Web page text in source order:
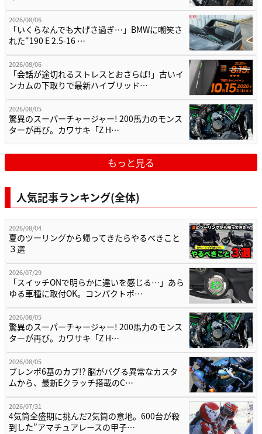
2026/08/06
「いくらなんでも大げさ過ぎ…」BMWに嘲笑さ
れた“190 E 2.5-16 …
2026/08/06
「会話が途切れるストレスとおさらば!」古いイ
ンカムの下取りで最新ハイブリッド…
2026/08/05
驚異のスーパーチャージャー! 200馬力のモンス
ターが再び。カワサキ「Z H…
もっと見る
人気記事ランキング(全体)
2026/08/04
夏のツーリングから帰ってきたらやるべきこと
３選
2026/07/29
「スイッチONで明らかに違いを感じる…」あら
ゆる車種に取付OK。コンパクトボ…
2026/08/05
驚異のスーパーチャージャー! 200馬力のモンス
ターが再び。カワサキ「Z H…
2026/08/05
ブレンボ6基のカブ!? 脳がバグる異常なカスタ
ムから、最新Eクラッチ搭載のC…
2026/07/31
4気筒全盛期に挑んだ2気筒の意地。600台が殺
到した”アマチュアレースの甲子…